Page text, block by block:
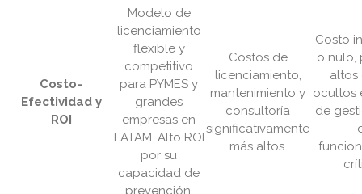
Costo-
Efectividad y
ROI
Modelo de
licenciamiento
flexible y
competitivo
para PYMES y
grandes
empresas en
LATAM. Alto ROI
por su
capacidad de
prevención.
Costos de
licenciamiento,
mantenimiento y
consultoría
significativamente
más altos.
Costo
o nulo,
altos
ocultos
de